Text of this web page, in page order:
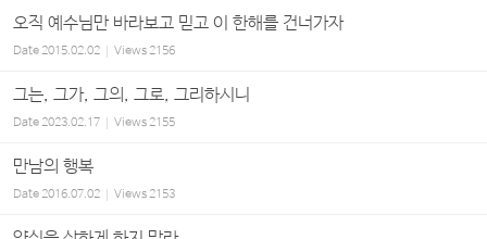
오직 예수님만 바라보고 믿고 이 한해를 건너가자
Date2015.02.02 Views2156
그는, 그가, 그의, 그로, 그리하시니
Date2023.02.17 Views2155
만남의 행복
Date2016.07.02 Views2153